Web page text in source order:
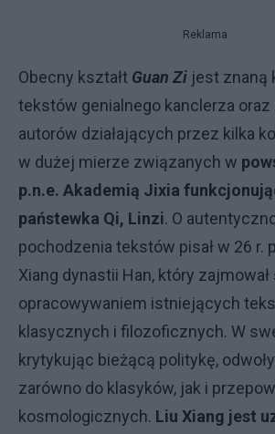
Reklama
Obecny kształt Guan Zi jest znaną
tekstów genialnego kanclerza oraz
autorów działających przez kilka
w dużej mierze związanych w
p.n.e. Akademią Jixia
państewka Qi, Linzi. O
pochodzenia tekstów pisał w 26 r.
Xiang dynastii Han, który zajmował
opracowywaniem istniejących
klasycznych i filozoficznych. W
krytykując bieżącą politykę,
zarówno do klasyków, jak i
kosmologicznych. Liu Xiang jest